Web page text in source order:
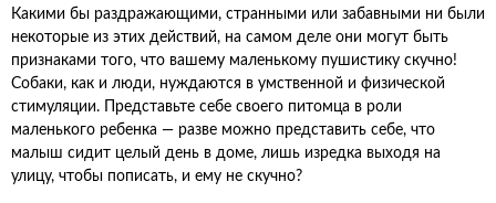
Какими бы раздражающими, странными или забавными ни были
некоторые из этих действий, на самом деле они могут быть
признаками того, что вашему маленькому пушистику скучно!
Собаки, как и люди, нуждаются в умственной и физической
стимуляции. Представьте себе своего питомца в роли
маленького ребенка — разве можно представить себе, что
малыш сидит целый день в доме, лишь изредка выходя на
улицу, чтобы пописать, и ему не скучно?